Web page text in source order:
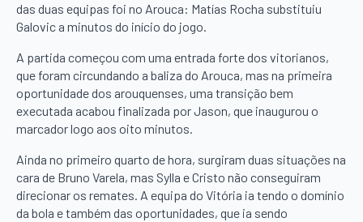
das duas equipas foi no Arouca: Matías Rocha substituiu
Galovic a minutos do início do jogo.
A partida começou com uma entrada forte dos vitorianos,
que foram circundando a baliza do Arouca, mas na primeira
oportunidade dos arouquenses, uma transição bem
executada acabou finalizada por Jason, que inaugurou o
marcador logo aos oito minutos.
Ainda no primeiro quarto de hora, surgiram duas situações na
cara de Bruno Varela, mas Sylla e Cristo não conseguiram
direcionar os remates. A equipa do Vitória ia tendo o domínio
da bola e também das oportunidades, que ia sendo